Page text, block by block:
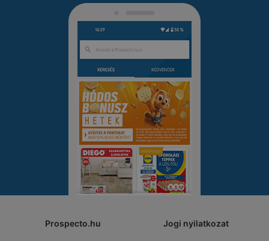
Prospecto.hu Jogi nyilatkozat